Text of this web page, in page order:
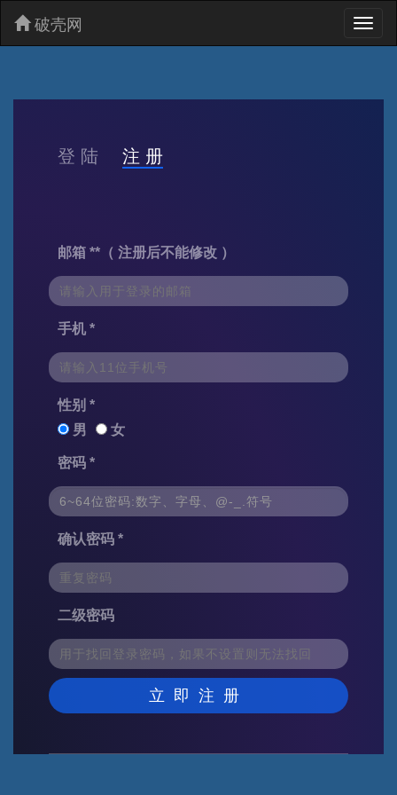
破壳网
登 陆 注 册
邮箱 **（ 注册后不能修改 ）
手机 *
性别 *
男
女
密码 *
确认密码 *
二级密码